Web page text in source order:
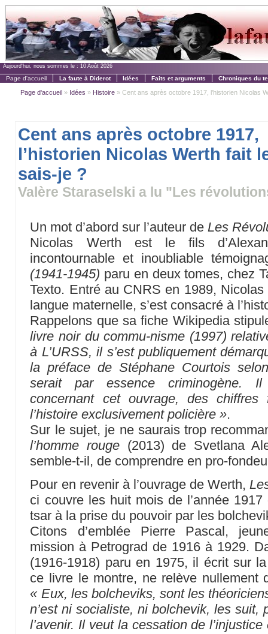
Aujourd'hui, nous sommes le : 10 Août 2026
Page d'accueil La faute à Diderot Idées Faits et arguments Chroniques du
Page d'accueil » Idées » Histoire » Cent ans après octobre 1917, l’historien Nicolas
Cent ans après octobre 1917,
l’historien Nicolas Werth fait
sais-je ?
Valère Staraselski a lu "Les
Un mot d’abord sur l’auteur deLes
Nicolas Werth est le fils
incontournable et inoubliable
(1941-1945) paru en deux tomes, chez
Texto. Entré au CNRS en 1989,
langue maternelle, s’est consacré à
Rappelons que sa fiche Wikipedia
livre noir du commu-nisme (1997)
à L’URSS, il s’est publiquement
la préface de Stéphane Courtois
serait par essence criminogène.
concernant cet ouvrage, des
l’histoire exclusivement policière ».
Sur le sujet, je ne saurais trop
l’homme rouge (2013) de Svetlana
semble-t-il, de comprendre en pro-
Pour en revenir à l’ouvrage de Werth,
ci couvre les huit mois de l’année
tsar à la prise du pouvoir par les
Citons d’emblée Pierre Pascal,
mission à Petrograd de 1916 à 1929.
(1916-1918) paru en 1975, il écrit sur
ce livre le montre, ne relève nullement
« Eux, les bolcheviks, sont les
n’est ni socialiste, ni bolchevik, les suit,
l’avenir. Il veut la cessation de